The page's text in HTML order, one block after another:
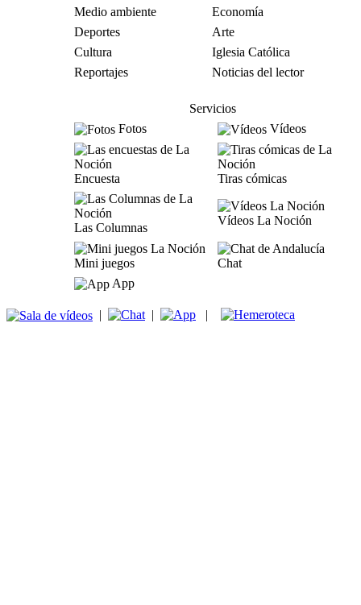
Medio ambiente
Economía
Deportes
Arte
Cultura
Iglesia Católica
Reportajes
Noticias del lector
Servicios
Fotos
Vídeos
Encuesta Tiras cómicas
Las Columnas
Vídeos La Noción
Mini juegos
Chat
App
| | |